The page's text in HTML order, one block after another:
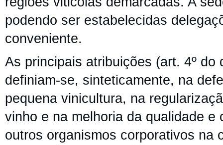
podendo ser estabelecidas
conveniente.
As principais atribuições (art. 4º do
definiam-se, sinteticamente, na
pequena vinicultura, na
vinho e na melhoria da qualidade e
outros organismos corporativos na